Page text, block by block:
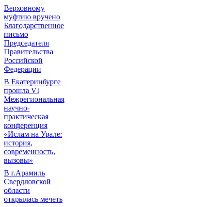
Верховному
муфтию вручено
Благодарственное
письмо
Председателя
Правительства
Российской
Федерации
В Екатеринбурге
прошла VI
Межрегиональная
научно-
практическая
конференция
«Ислам на Урале:
история,
современность,
вызовы»
В г.Арамиль
Свердловской
области
открылась мечеть